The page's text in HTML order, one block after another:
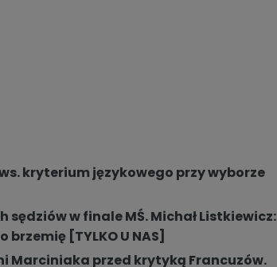
kryterium językowego przy wyborze
w finale MŚ. Michał Listkiewicz:
[TYLKO U NAS]
Marciniaka przed krytyką Francuzów.